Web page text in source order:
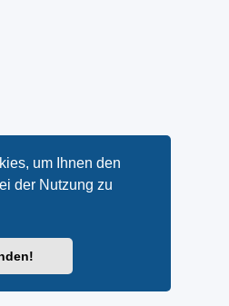
um Ihnen den
der Nutzung zu